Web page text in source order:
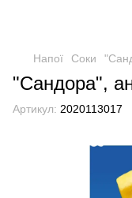
Напої Соки
"Сандора",
Артикул: 2020113017